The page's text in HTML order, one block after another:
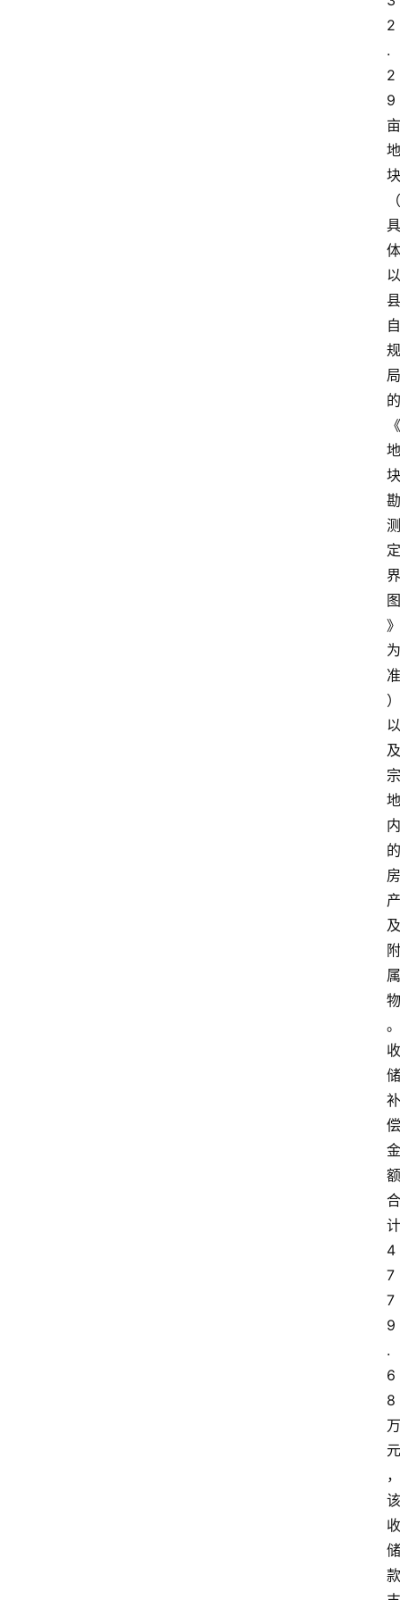
2
.
2
9
亩
地
块
（
具
体
以
县
自
规
局
的
《
地
块
勘
测
定
界
图
》
为
准
）
以
及
宗
地
内
的
房
产
及
附
属
物
。
收
储
补
偿
金
额
合
计
4
7
7
9
.
6
8
万
元
，
该
收
储
款